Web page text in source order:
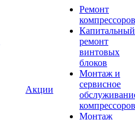
Акции
Ремонт
компрессоров
Капитальный
ремонт
винтовых
блоков
Монтаж и
сервисное
компрессоров
Монтаж